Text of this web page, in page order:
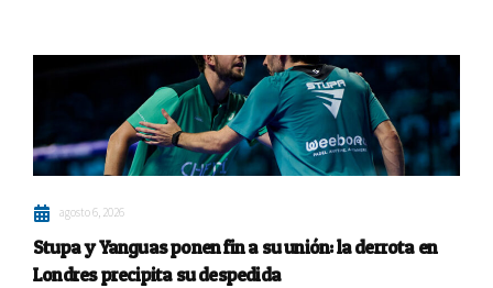
agosto 6, 2026
Stupa y Yanguas ponen fin a su unión: la derrota en
Londres precipita su despedida